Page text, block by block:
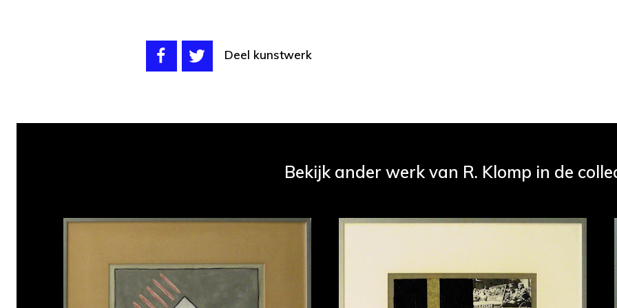
Deel kunstwerk
Bekijk ander werk van R. Klomp in de